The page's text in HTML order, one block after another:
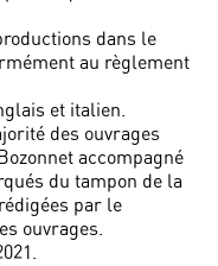
dans le
au règlement
et italien.
des ouvrages
accompagné
du tampon de la
par le
ouvrages.